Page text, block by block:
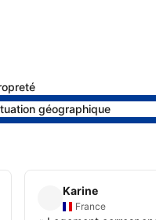
géographique
Karine
France